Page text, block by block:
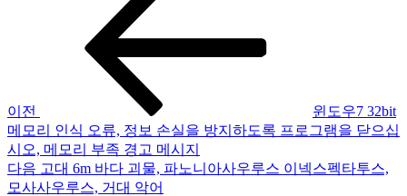
이전
윈도우7 32bit
메모리 인식 오류, 정보 손실을 방지하도록 프로그램을 닫으십
시오, 메모리 부족 경고 메시지
다
음
다음 고대 6m 바다 괴물, 파노니아사우루스 이넥스펙타투스,
모사사우루스, 거대 악어